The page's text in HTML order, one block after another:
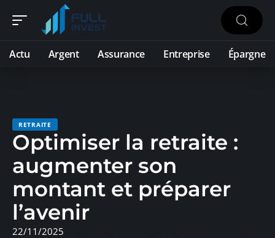
Actu Argent Assurance Entreprise Épargne
RETRAITE
Optimiser la retraite :
augmenter son
montant et préparer
l’avenir
22/11/2025